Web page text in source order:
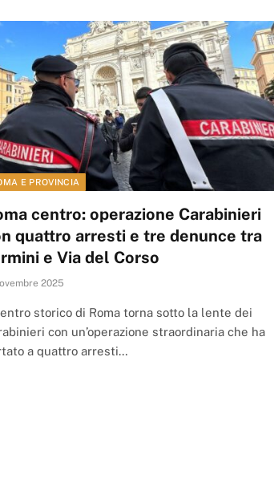
E PROVINCIA
centro: operazione Carabinieri
quattro arresti e tre denunce tra
e Via del Corso
2025
storico di Roma torna sotto la lente dei
con un’operazione straordinaria che ha
a quattro arresti…